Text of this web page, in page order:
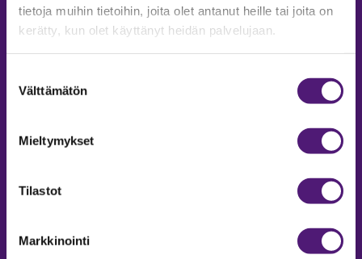
tietoja muihin tietoihin, joita olet antanut heille tai joita on
kerätty, kun olet käyttänyt heidän palvelujaan.
valinta
Välttämätön
Mieltymykset
Tilastot
Markkinointi
MAJOITUS
Tiedustelut & Varaukset